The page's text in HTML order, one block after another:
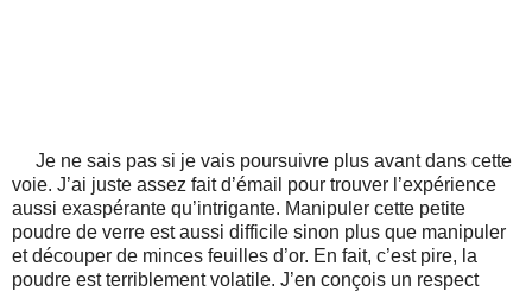
Je ne sais pas si je vais poursuivre plus avant dans cette
voie. J’ai juste assez fait d’émail pour trouver l’expérience
aussi exaspérante qu’intrigante. Manipuler cette petite
poudre de verre est aussi difficile sinon plus que manipuler
et découper de minces feuilles d’or. En fait, c’est pire, la
poudre est terriblement volatile. J’en conçois un respect